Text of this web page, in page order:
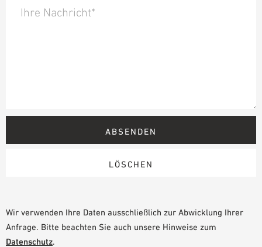
Ihre Nachricht*
Wir verwenden Ihre Daten ausschließlich zur Abwicklung Ihrer
Anfrage. Bitte beachten Sie auch unsere Hinweise zum
Datenschutz.